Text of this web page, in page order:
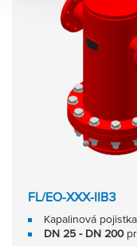
FL/EO-XXX-IIB3
Kapalinová
DN 25 - DN 200